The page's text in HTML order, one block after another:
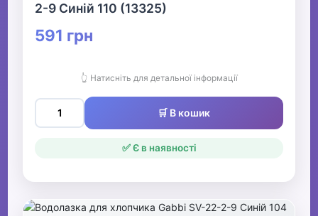
2-9 Синій 110 (13325)
591 грн
👆 Натисніть для детальної інформації
🛒 В кошик
✅ Є в наявності